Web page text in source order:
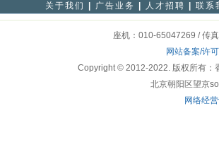
关于我们 广告业务 人才招聘 联系
座机：010-65047269 / 传
网站备案/许
Copyright © 2012-2022. 版权所有：
北京朝阳区望京
网络经